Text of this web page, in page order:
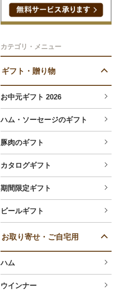
カテゴリ・メニュー
ギフト・贈り物
お中元ギフト 2026
ハム・ソーセージのギフト
豚肉のギフト
カタログギフト
期間限定ギフト
ビールギフト
お取り寄せ・ご自宅用
ハム
ウインナー